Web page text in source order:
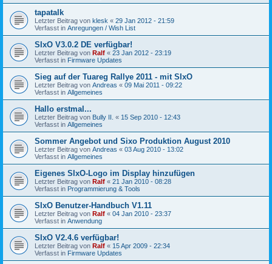
tapatalk
Letzter Beitrag von klesk « 29 Jan 2012 - 21:59
Verfasst in Anregungen / Wish List
SIxO V3.0.2 DE verfügbar!
Letzter Beitrag von Ralf « 23 Jan 2012 - 23:19
Verfasst in Firmware Updates
Sieg auf der Tuareg Rallye 2011 - mit SIxO
Letzter Beitrag von Andreas « 09 Mai 2011 - 09:22
Verfasst in Allgemeines
Hallo erstmal...
Letzter Beitrag von Bully II. « 15 Sep 2010 - 12:43
Verfasst in Allgemeines
Sommer Angebot und Sixo Produktion August 2010
Letzter Beitrag von Andreas « 03 Aug 2010 - 13:02
Verfasst in Allgemeines
Eigenes SIxO-Logo im Display hinzufügen
Letzter Beitrag von Ralf « 21 Jan 2010 - 08:28
Verfasst in Programmierung & Tools
SIxO Benutzer-Handbuch V1.11
Letzter Beitrag von Ralf « 04 Jan 2010 - 23:37
Verfasst in Anwendung
SIxO V2.4.6 verfügbar!
Letzter Beitrag von Ralf « 15 Apr 2009 - 22:34
Verfasst in Firmware Updates